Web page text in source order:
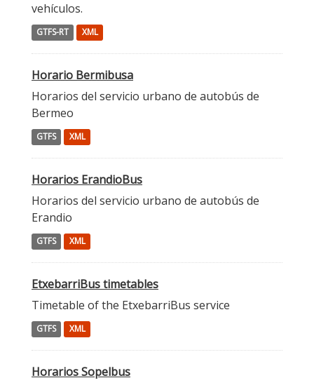
vehículos.
GTFS-RT XML
Horario Bermibusa
Horarios del servicio urbano de autobús de
Bermeo
GTFS XML
Horarios ErandioBus
Horarios del servicio urbano de autobús de
Erandio
GTFS XML
EtxebarriBus timetables
Timetable of the EtxebarriBus service
GTFS XML
Horarios Sopelbus